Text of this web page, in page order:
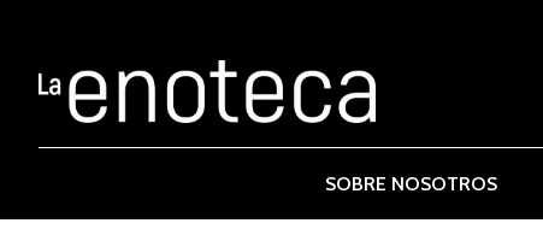
SOBRE NOSOTROS